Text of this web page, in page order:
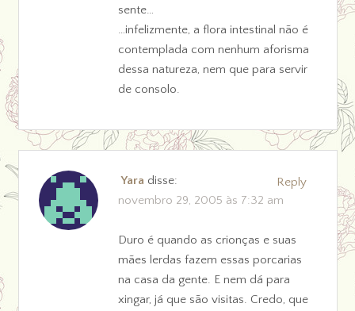
sente…
…infelizmente, a flora intestinal não é
contemplada com nenhum aforisma
dessa natureza, nem que para servir
de consolo.
Yara disse:
novembro 29, 2005 às 7:32 am
Duro é quando as crionças e suas
mães lerdas fazem essas porcarias
na casa da gente. E nem dá para
xingar, já que são visitas. Credo, que
Reply